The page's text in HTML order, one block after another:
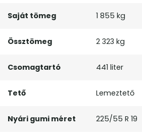
Saját tömeg 1 855 kg
Össztömeg 2 323 kg
Csomagtartó 441 liter
Tető Lemeztető
Nyári gumi méret 225/55 R 19